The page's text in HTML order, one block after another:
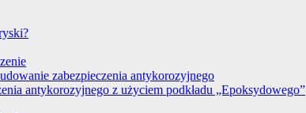
zabezpieczenia antykorozyjnego
antykorozyjnego z użyciem podkładu „Epoksydowego”